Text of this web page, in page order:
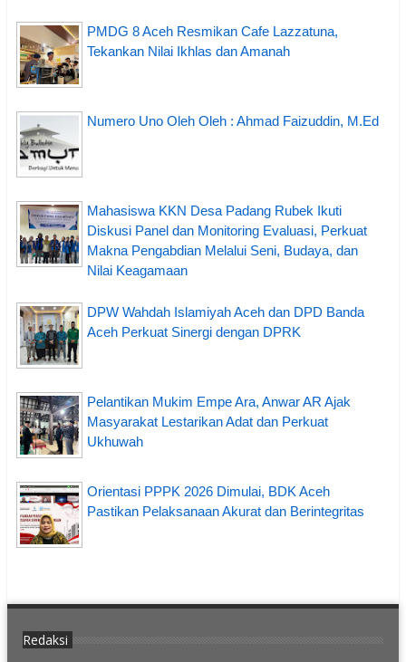
PMDG 8 Aceh Resmikan Cafe Lazzatuna,
Tekankan Nilai Ikhlas dan Amanah
Numero Uno Oleh Oleh : Ahmad Faizuddin, M.Ed
Mahasiswa KKN Desa Padang Rubek Ikuti
Diskusi Panel dan Monitoring Evaluasi, Perkuat
Makna Pengabdian Melalui Seni, Budaya, dan
Nilai Keagamaan
DPW Wahdah Islamiyah Aceh dan DPD Banda
Aceh Perkuat Sinergi dengan DPRK
Pelantikan Mukim Empe Ara, Anwar AR Ajak
Masyarakat Lestarikan Adat dan Perkuat
Ukhuwah
Orientasi PPPK 2026 Dimulai, BDK Aceh
Pastikan Pelaksanaan Akurat dan Berintegritas
Redaksi